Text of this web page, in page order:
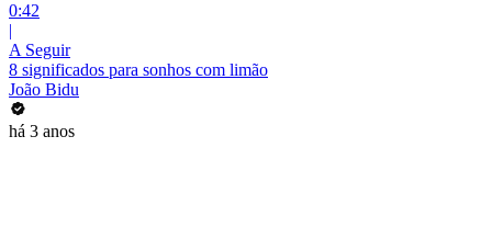
0:42
|
A Seguir
8 significados para sonhos com limão
João Bidu
há 3 anos